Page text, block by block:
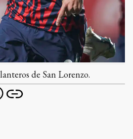
de San Lorenzo.